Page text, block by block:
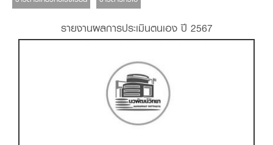
รายงานผลการประเมินตนเอง ปี 2567